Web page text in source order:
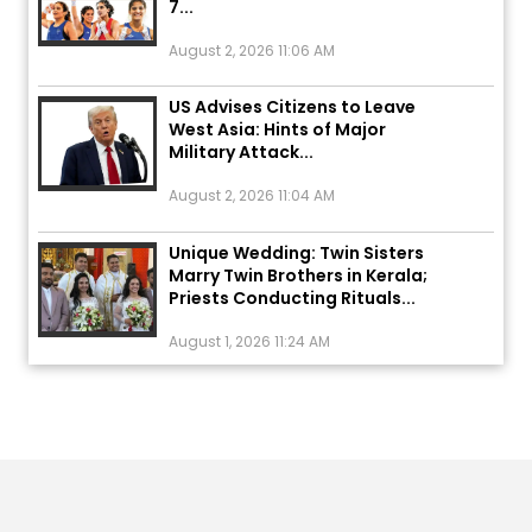
West Asia: Hints of Major
Military Attack...
August 2, 2026 11:04 AM
Marry Twin Brothers in Kerala;
Priests Conducting Rituals...
August 1, 2026 11:24 AM
ਅੱਜ ਦਾ ਰਾਸ਼ੀਫਲ (5 ਅਗਸਤ 2026): ਜਾਣੋ